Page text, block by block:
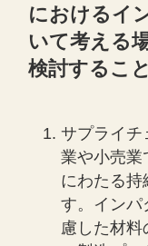
におけるイ
いて考える
検討するこ
サプライチ
業や小売業
にわたる
す。インパ
慮した材料